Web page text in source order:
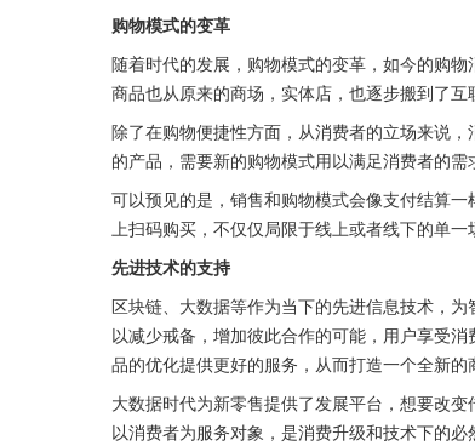
购物模式的变革
随着时代的发展，购物模式的变革，如今的购
商品也从原来的商场，实体店，也逐步搬到了
除了在购物便捷性方面，从消费者的立场来说
的产品，需要新的购物模式用以满足消费者的需
可以预见的是，销售和购物模式会像支付结算
上扫码购买，不仅仅局限于线上或者线下的单一
先进技术的支持
区块链、大数据等作为当下的先进信息技术，
以减少戒备，增加彼此合作的可能，用户享受
品的优化提供更好的服务，从而打造一个全新的
大数据时代为新零售提供了发展平台，想要改
以消费者为服务对象，是消费升级和技术下的必